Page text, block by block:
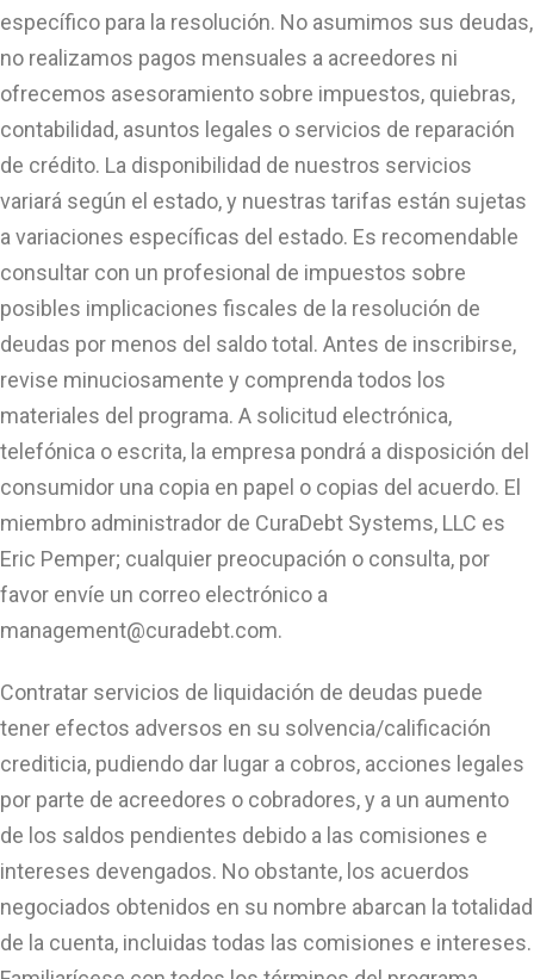
específico para la resolución. No asumimos sus deudas,
no realizamos pagos mensuales a acreedores ni
ofrecemos asesoramiento sobre impuestos, quiebras,
contabilidad, asuntos legales o servicios de reparación
de crédito. La disponibilidad de nuestros servicios
variará según el estado, y nuestras tarifas están sujetas
a variaciones específicas del estado. Es recomendable
consultar con un profesional de impuestos sobre
posibles implicaciones fiscales de la resolución de
deudas por menos del saldo total. Antes de inscribirse,
revise minuciosamente y comprenda todos los
materiales del programa. A solicitud electrónica,
telefónica o escrita, la empresa pondrá a disposición del
consumidor una copia en papel o copias del acuerdo. El
miembro administrador de CuraDebt Systems, LLC es
Eric Pemper; cualquier preocupación o consulta, por
favor envíe un correo electrónico a
management@curadebt.com.
Contratar servicios de liquidación de deudas puede
tener efectos adversos en su solvencia/calificación
crediticia, pudiendo dar lugar a cobros, acciones legales
por parte de acreedores o cobradores, y a un aumento
de los saldos pendientes debido a las comisiones e
intereses devengados. No obstante, los acuerdos
negociados obtenidos en su nombre abarcan la totalidad
de la cuenta, incluidas todas las comisiones e intereses.